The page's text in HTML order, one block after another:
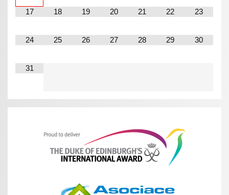
17 18 19 20 21 22 23
24 25 26 27 28 29 30
31